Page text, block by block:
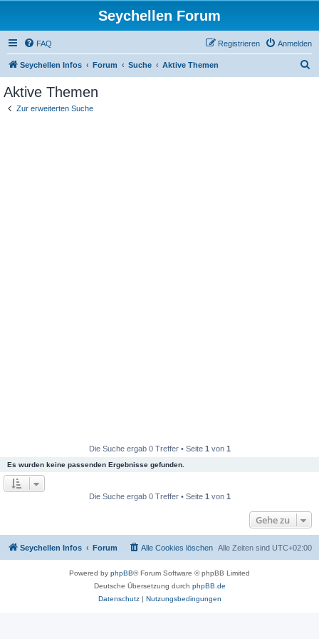
Seychellen Forum
FAQ Anmelden
Registrieren
Seychellen Infos Forum Suche Aktive Themen
Aktive Themen
Zur erweiterten Suche
Die Suche ergab 0 Treffer • Seite 1 von 1
Es wurden keine passenden Ergebnisse gefunden.
Die Suche ergab 0 Treffer • Seite 1 von 1
Gehe zu
Seychellen Infos Forum Alle Zeiten sind UTC+02:00
Alle Cookies löschen
Powered by phpBB® Forum Software © phpBB Limited
Deutsche Übersetzung durch phpBB.de
Datenschutz| Nutzungsbedingungen